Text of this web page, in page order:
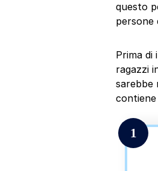
questo
persone
Prima di
ragazzi
sarebbe
contiene
1